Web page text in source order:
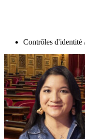
Contrôles d'identité